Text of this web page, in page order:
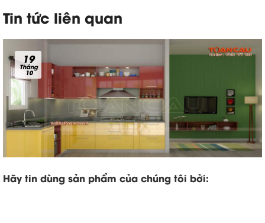
Tin tức liên quan
19
Tháng
10
Hãy tin dùng sản phẩm của chúng tôi bởi: